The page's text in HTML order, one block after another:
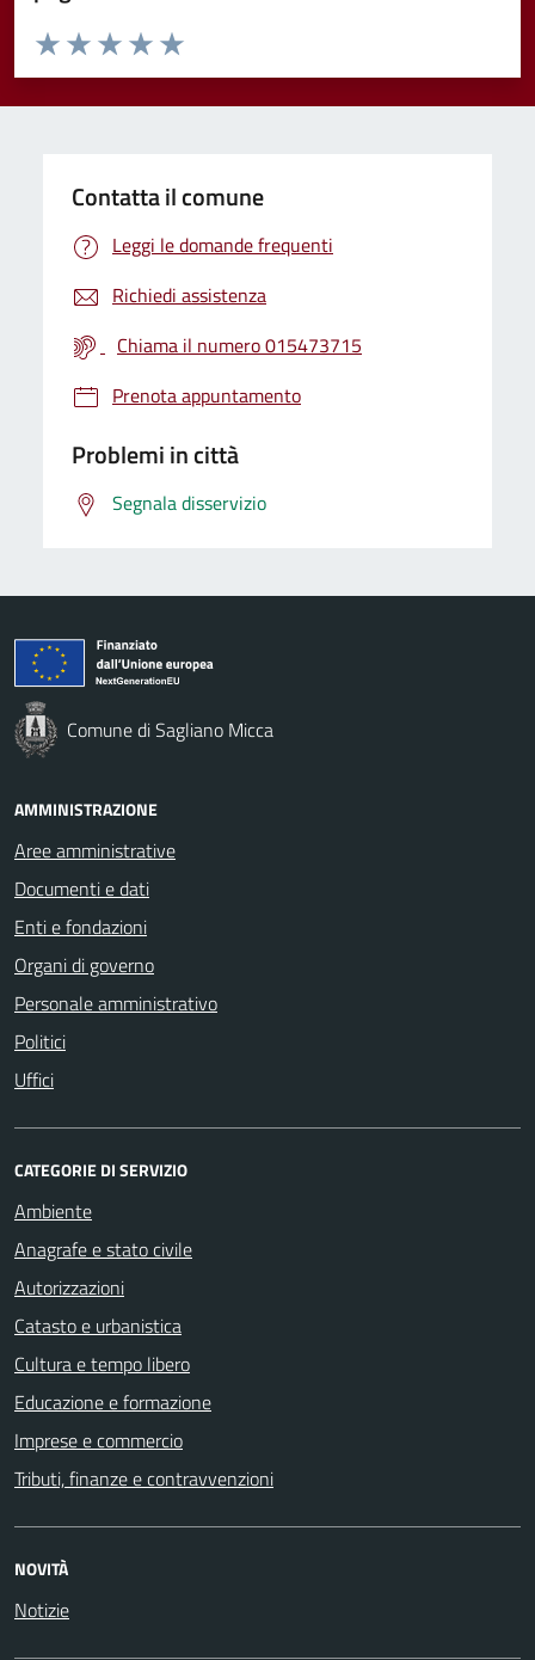
Valuta da 1 a 5 stelle la pagina
Valuta 5 stelle su 5
Valuta 4 stelle su 5
Valuta 3 stelle su 5
Valuta 2 stelle su 5
Valuta 1 stelle su 5
Contatta il comune
Leggi le domande frequenti
Richiedi assistenza
Chiama il numero 015473715
Prenota appuntamento
Problemi in città
Segnala disservizio
Comune di Sagliano Micca
AMMINISTRAZIONE
Aree amministrative
Documenti e dati
Enti e fondazioni
Organi di governo
Personale amministrativo
Politici
Uffici
CATEGORIE DI SERVIZIO
Ambiente
Anagrafe e stato civile
Autorizzazioni
Catasto e urbanistica
Cultura e tempo libero
Educazione e formazione
Imprese e commercio
Tributi, finanze e contravvenzioni
NOVITÀ
Notizie